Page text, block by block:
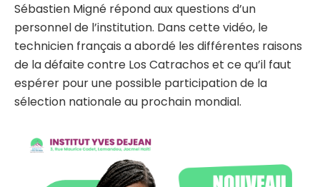
Sébastien Migné répond aux questions d’un
personnel de l’institution. Dans cette vidéo, le
technicien français a abordé les différentes raisons
de la défaite contre Los Catrachos et ce qu’il faut
espérer pour une possible participation de la
sélection nationale au prochain mondial.